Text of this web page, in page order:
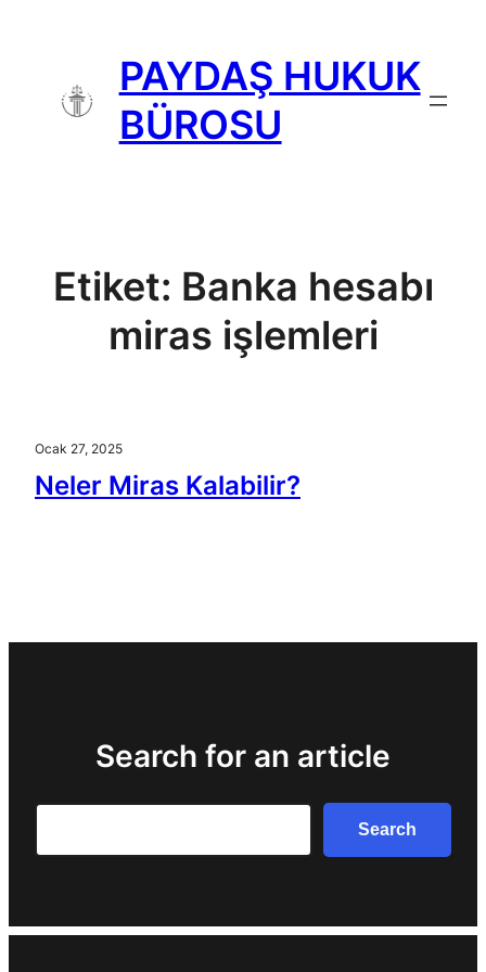
PAYDAŞ HUKUK
BÜROSU
Etiket: Banka hesabı
miras işlemleri
Ocak 27, 2025
Neler Miras Kalabilir?
Search for an article
Search